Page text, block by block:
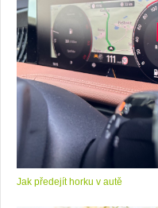
Jak předejít horku v autě